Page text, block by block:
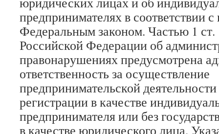
предпринимателях в соответствии
Федеральным законом. Частью 1 ст.
Российской Федерации об
правонарушениях предусмотрена
ответственность за осуществление
предпринимательской
регистрации в качестве
предпринимателя или без
в качестве юридического лица.